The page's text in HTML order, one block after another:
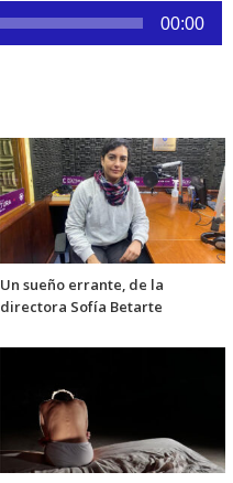
00:00
Un sueño errante, de la
directora Sofía Betarte